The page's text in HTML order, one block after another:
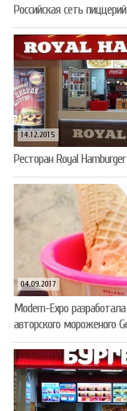
Российская сеть
14.12.2015
Ресторан Royal
04.09.2017
Modern-Expo
авторского мороженого